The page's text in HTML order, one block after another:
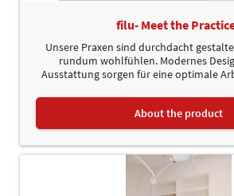
filu- Meet the
Unsere Praxen sind durchdacht
rundum wohlfühlen. Modernes
Ausstattung sorgen für eine optimale
About the product